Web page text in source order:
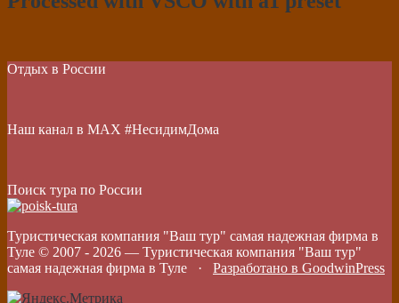
Отдых в России
Наш канал в МАХ #НесидимДома
Поиск тура по России
Туристическая компания "Ваш тур" самая надежная фирма в
Туле © 2007 - 2026 — Туристическая компания "Ваш тур"
самая надежная фирма в Туле · Разработано в GoodwinPress